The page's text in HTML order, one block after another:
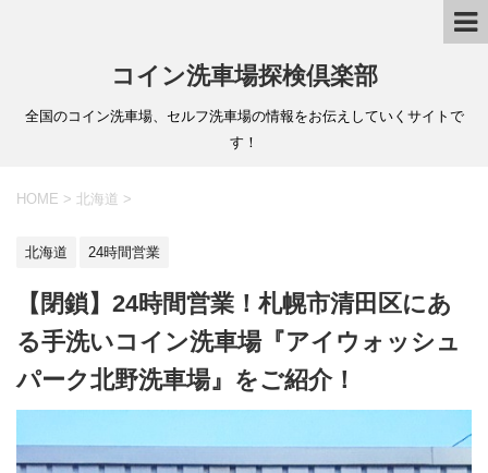
コイン洗車場探検倶楽部
全国のコイン洗車場、セルフ洗車場の情報をお伝えしていくサイトで
す！
HOME > 北海道 >
北海道 24時間営業
【閉鎖】24時間営業！札幌市清田区にあ
る手洗いコイン洗車場『アイウォッシュ
パーク北野洗車場』をご紹介！